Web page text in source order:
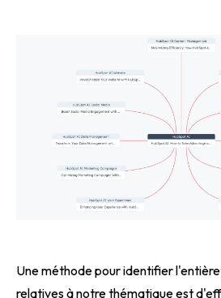
Une méthode pour identifier
relatives à notre thématique est